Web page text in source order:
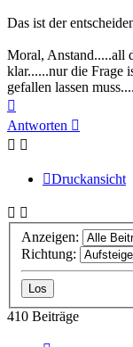
Das ist der
Moral, Anstand.....all
klar......nur die Frage
gefallen lassen
oben
Antworten
Druckansicht
Anzeigen:
Richtung:
410 Beiträge